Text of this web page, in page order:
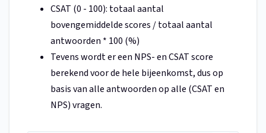
CSAT (0 - 100): totaal aantal
bovengemiddelde scores / totaal aantal
antwoorden * 100 (%)
Tevens wordt er een NPS- en CSAT score
berekend voor de hele bijeenkomst, dus op
basis van alle antwoorden op alle (CSAT en
NPS) vragen.